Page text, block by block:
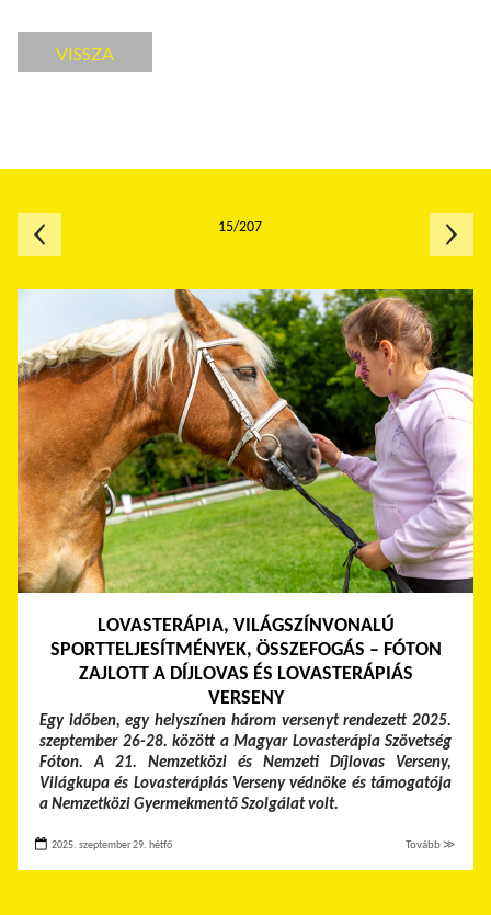
VISSZA
LOVASTERÁPIA, VILÁGSZÍNVONALÚ
SPORTTELJESÍTMÉNYEK, ÖSSZEFOGÁS – FÓTON
ZAJLOTT A DÍJLOVAS ÉS LOVASTERÁPIÁS
VERSENY
Egy időben, egy helyszínen három versenyt rendezett 2025.
szeptember 26-28. között a Magyar Lovasterápia Szövetség
Fóton. A 21. Nemzetközi és Nemzeti Díjlovas Verseny,
Világkupa és Lovasterápiás Verseny védnöke és támogatója
a Nemzetközi Gyermekmentő Szolgálat volt.
2025. szeptember 29. hétfő Tovább ≫
15/207